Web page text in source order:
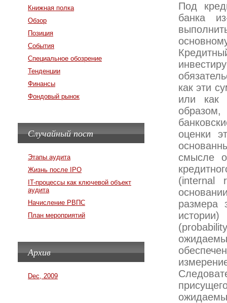
Под
банка
как эти
или как
оценки
смысле
(internal
размера
Книжная полка
Обзор
Позиция
События
Специальное обозрение
Тенденции
Финансы
Фондовый рынок
Случайный пост
Этапы аудита
Жизнь после IPO
IT-процессы как ключевой объект
аудита
Начисление РВПС
План мероприятий
Архив
Dec, 2009